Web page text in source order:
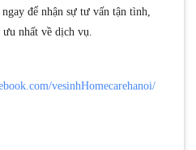
để nhận sự tư vấn tận tình,
nhất về dịch vụ.
vesinhHomecarehanoi/